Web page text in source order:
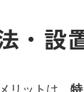
・設